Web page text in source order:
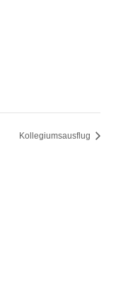
Kollegiumsausflug